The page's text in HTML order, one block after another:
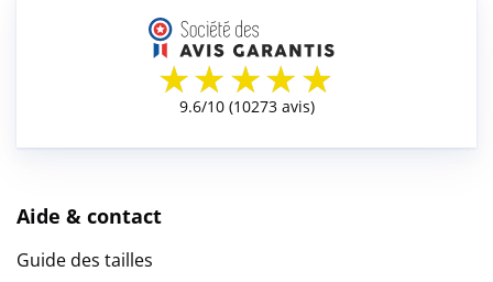
Aide & contact
Guide des tailles